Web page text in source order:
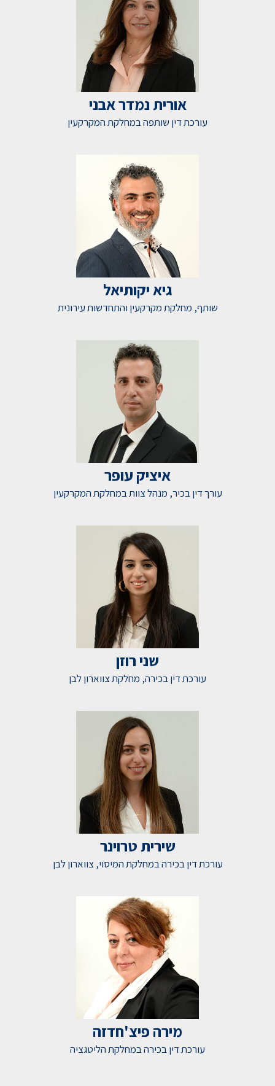
אורית נמדר אבני
עורכת דין שותפה במחלקת המקרקעין
גיא יקותיאל
שותף, מחלקת מקרקעין והתחדשות עירונית
איציק עופר
עורך דין בכיר, מנהל צוות במחלקת המקרקעין
שני רוזן
עורכת דין בכירה, מחלקת צווארון לבן
שירית טרוינר
עורכת דין בכירה במחלקת המיסוי, צווארון לבן
מירה פיצ'חדזה
עורכת דין בכירה במחלקת הליטגציה